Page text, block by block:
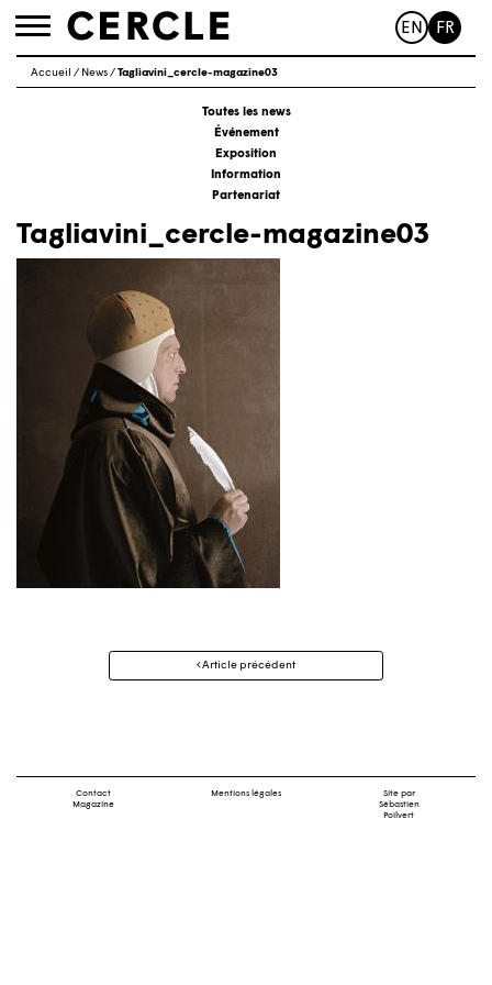
Toggle
EN FR
Accueil / News/Tagliavini_cercle-magazine03
Toutes les news
Événement
Exposition
Information
Partenariat
Tagliavini_cercle-magazine03
Navigation
Article précédent
Contact
Magazine
Mentions légales
Site par
Sébastien
Poilvert